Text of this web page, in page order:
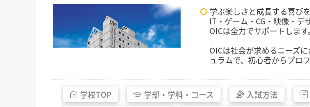
学ぶ楽しさと成長する喜び
IT・ゲーム・CG・映像・
OICは全力でサポートします。
OICは社会が求めるニーズ
ュラムで、初心者からプロ
学校TOP 学部・ 学科・ コース 入試方法